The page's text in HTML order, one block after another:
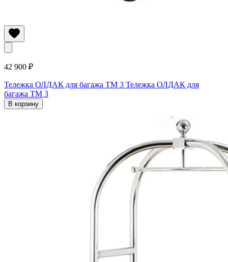
42 900 ₽
Тележка ОЛДАК для багажа ТМ 3 Тележка ОЛДАК для
багажа ТМ 3
В корзину